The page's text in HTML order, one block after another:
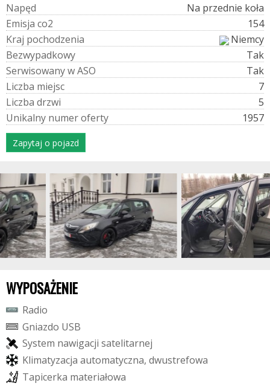
Napęd
Na przednie koła
Emisja co2
154
Kraj pochodzenia
Niemcy
Bezwypadkowy
Tak
SerwisowanywASO
Tak
Liczba miejsc
7
Liczba drzwi
5
Unikalny numeroferty 1957
Zapytaj o pojazd
WYPOSAŻENIE
Radio
Gniazdo USB
System nawigacji satelitarnej
Klimatyzacja automatyczna, dwustrefowa
Tapicerka materiałowa